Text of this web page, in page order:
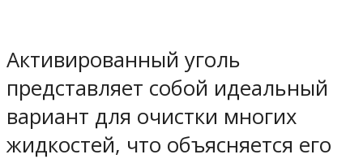
Активированный уголь
представляет собой идеальный
вариант для очистки многих
жидкостей, что объясняется его